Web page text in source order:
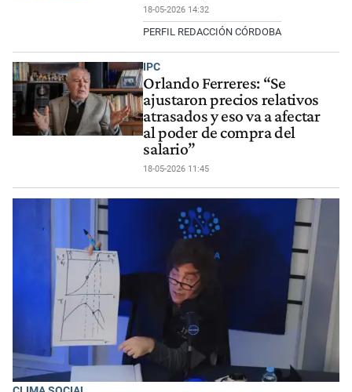
18-05-2026 14:32
PERFIL REDACCIÓN CÓRDOBA
IPC
Orlando Ferreres: “Se
ajustaron precios relativos
atrasados y eso va a afectar
al poder de compra del
salario”
18-05-2026 11:45